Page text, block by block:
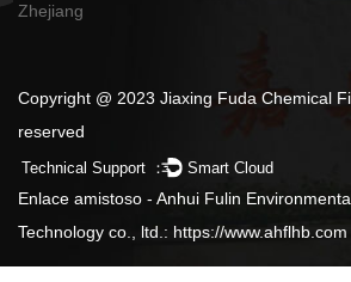
Zhejiang
Copyright @ 2023 Jiaxing Fuda Chemical
reserved
Technical Support ： Smart Cloud
Enlace amistoso - Anhui Fulin
Technology co., ltd.: https://www.ahflhb.com